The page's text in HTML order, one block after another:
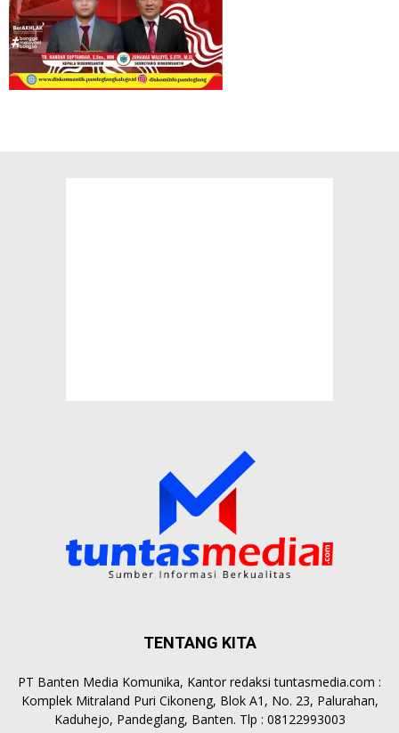
TENTANG KITA
PT Banten Media Komunika, Kantor redaksi tuntasmedia.com :
Komplek Mitraland Puri Cikoneng, Blok A1, No. 23, Palurahan,
Kaduhejo, Pandeglang, Banten. Tlp : 08122993003